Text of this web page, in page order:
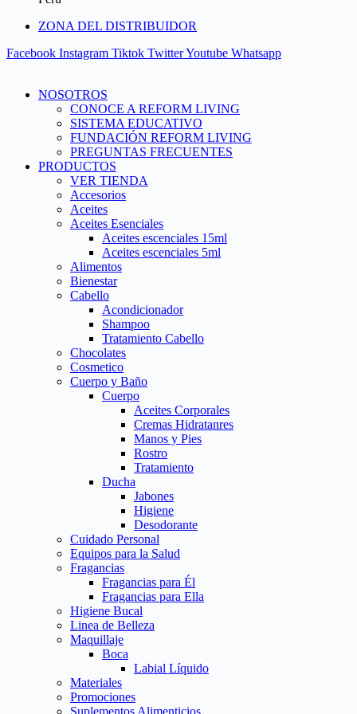
ZONA DEL DISTRIBUIDOR
Facebook Instagram Tiktok TwitterYoutube Whatsapp
NOSOTROS
CONOCE A REFORM LIVING
SISTEMA EDUCATIVO
FUNDACIÓN REFORM LIVING
PREGUNTAS FRECUENTES
PRODUCTOS
VER TIENDA
Accesorios
Aceites
Aceites Esenciales
Aceites escenciales 15ml
Aceites escenciales 5ml
Alimentos
Bienestar
Cabello
Acondicionador
Shampoo
Tratamiento Cabello
Chocolates
Cosmetico
Cuerpo y Baño
Cuerpo
Aceites Corporales
Cremas Hidratanres
Manos y Pies
Rostro
Tratamiento
Ducha
Jabones
Higiene
Desodorante
Cuidado Personal
Equipos para la Salud
Fragancias
Fragancias para Él
Fragancias para Ella
Higiene Bucal
Linea de Belleza
Maquillaje
Boca
Labial Líquido
Materiales
Promociones
Suplementos Alimenticios